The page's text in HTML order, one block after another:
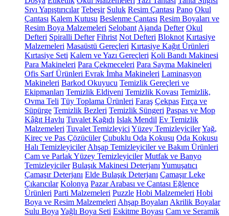
Sıvı Yapıştırıcılar Tebeşir Suluk Resim Çantası Pano Okul
Çantası Kalem Kutusu Beslenme Çantası Resim Boyaları ve
Resim Boya Malzemeleri Selobant Ajanda Defter Okul
Defteri Spiralli Defter Fihrist Not Defteri Bloknot Kırtasiye
Malzemeleri Masaüstü Gereçleri Kırtasiye Kağıt Ürünleri
Kırtasiye Seti Kalem ve Yazı Gereçleri Koli Bandı Makinesi
Para Makineleri Para Çekmeceleri Para Sayma Makineleri
Ofis Sarf Ürünleri Evrak İmha Makineleri Laminasyon
Makineleri Barkod Okuyucu Temizlik Gereçleri ve
Ekipmanları Temizlik Eldiveni Temizlik Kovası Temizlik,
Ovma Teli Tüy Toplama Ürünleri Faraş Çekpas Fırça ve
Süpürge Temizlik Bezleri Temizlik Süngeri Paspas ve Mop
Kâğıt Havlu Tuvalet Kağıdı Islak Mendil Ev Temizlik
Malzemeleri Tuvalet Temizleyici Yüzey TemizleyicilerYağ,
Kireç ve Pas Çözücüler Çubuklu Oda Kokusu Oda Kokusu
Halı Temizleyiciler Ahşap Temizleyiciler ve Bakım Ürünleri
Cam ve Parlak Yüzey Temizleyiciler Mutfak ve Banyo
Temizleyiciler Bulaşık Makinesi Deterjanı Yumuşatıcı
Çamaşır Deterjanı Elde Bulaşık Deterjanı Çamaşır Leke
Çıkarıcılar Kolonya Pazar Arabası ve Çantası Eğlence
Ürünleri Parti Malzemeleri Puzzle Hobi Malzemeleri Hobi
Boya ve Resim Malzemeleri Ahşap Boyaları Akrilik Boyalar
Sulu Boya Yağlı Boya Seti Eskitme Boyası Cam ve Seramik